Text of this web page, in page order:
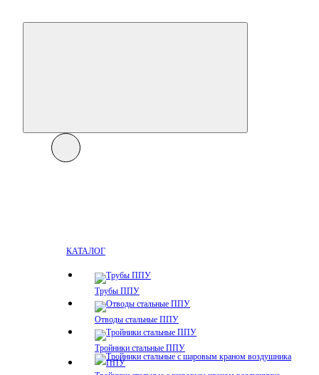
КАТАЛОГ
Трубы ППУ
Отводы стальные ППУ
Тройники стальные ППУ